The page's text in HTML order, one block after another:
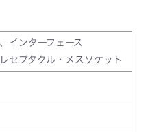
インターフェース
セプタクル・メスソケット